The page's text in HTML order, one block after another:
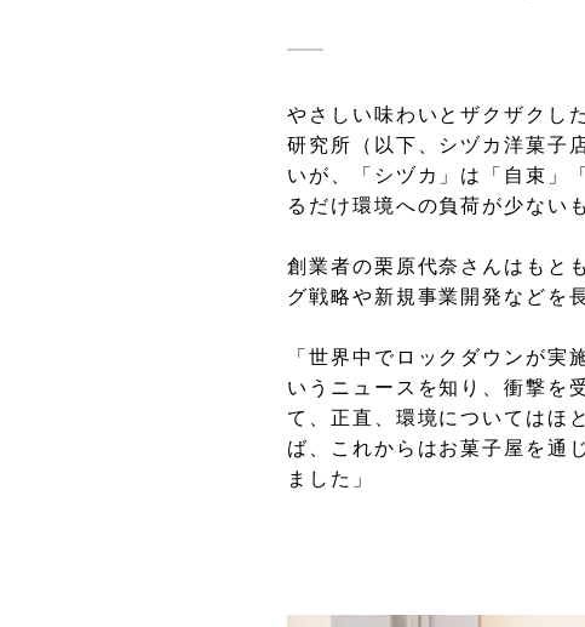
やさしい味わいとザクザクし
研究所（以下、シヅカ洋菓子
いが、「シヅカ」は「自束」
るだけ環境への負荷が少ない
創業者の栗原代奈さんはもと
グ戦略や新規事業開発などを
「世界中でロックダウンが
いうニュースを知り、衝撃を
て、正直、環境についてはほ
ば、これからはお菓子屋を通
ました」